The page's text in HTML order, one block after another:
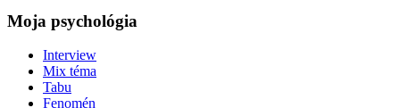
Moja psychológia
Interview
Mix téma
Tabu
Fenomén